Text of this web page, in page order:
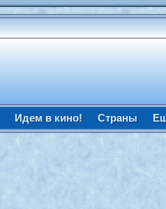
Идем в кино! Страны